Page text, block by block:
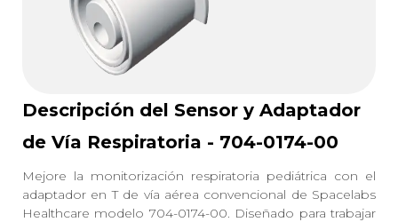
Descripción del Sensor y Adaptador
de Vía Respiratoria - 704-0174-00
Mejore la monitorización respiratoria pediátrica con el
adaptador en T de vía aérea convencional de Spacelabs
Healthcare modelo 704-0174-00. Diseñado para trabajar